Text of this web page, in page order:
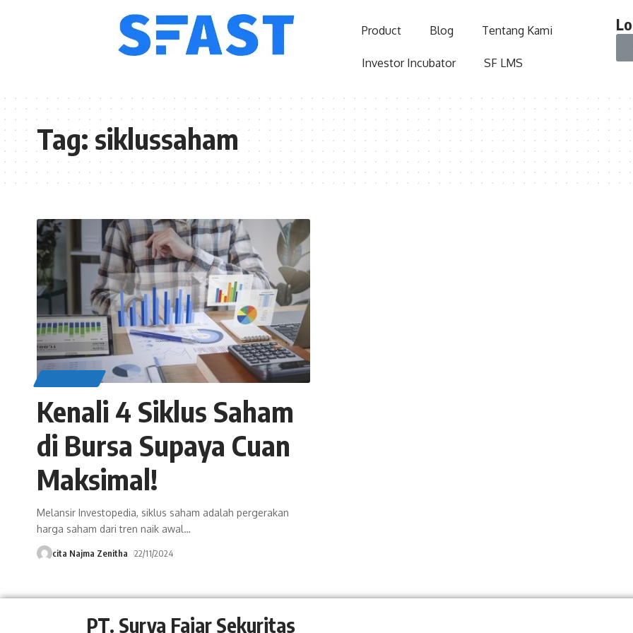
Product Blog Tentang Kami
Investor Incubator SF LMS
Tag:siklussaham
Kenali 4 Siklus Saham
di Bursa Supaya Cuan
Maksimal!
Melansir Investopedia, siklus saham adalah pergerakan
harga saham dari tren naik awal…
cita Najma Zenitha 22/11/2024
PT. Surya Fajar Sekuritas